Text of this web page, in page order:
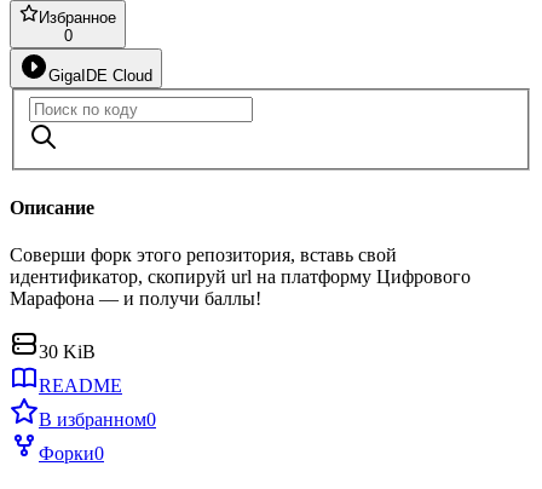
Избранное
0
GigaIDE Cloud
Описание
Соверши форк этого репозитория, вставь свой
идентификатор, скопируй url на платформу Цифрового
Марафона — и получи баллы!
30 KiB
README
В избранном0
Форки0